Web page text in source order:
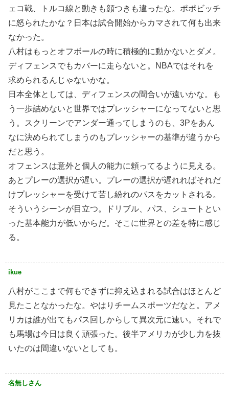
ェコ戦、トルコ線と動きも顔つきも違ったな。ポポビッチ
に怒られたかな？日本は試合開始からカマされて何も出来
なかった。
八村はもっとオフボールの時に積極的に動かないとダメ。
ディフェンスでもカバーに走らないと。NBAではそれを
求められるんじゃないかな。
日本全体としては、ディフェンスの間合いが遠いかな。も
う一歩詰めないと世界ではプレッシャーになってないと思
う。スクリーンでアンダー通ってしまうのも、3Pをあん
なに決められてしまうのもプレッシャーの基準が違うから
だと思う。
オフェンスは意外と個人の能力に頼ってるように見える。
あとプレーの選択が遅い。プレーの選択が遅れればそれだ
けプレッシャーを受けて苦し紛れのパスをカットされる。
そういうシーンが目立つ。ドリブル、パス、シュートとい
った基本能力が低いからだ。そこに世界との差を特に感じ
る。
ikue
八村がここまで何もできずに抑え込まれる試合はほとんど
見たことなかったな。やはりチームスポーツだなと。アメ
リカは誰が出てもパス回しからして異次元に速い。それで
も馬場は今日は良く頑張った。後半アメリカが少し力を抜
いたのは間違いないとしても。
名無しさん